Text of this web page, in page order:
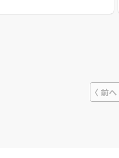
前へ